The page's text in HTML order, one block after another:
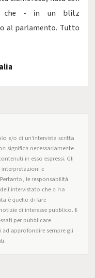
che - in un blitz
al parlamento. Tutto
e/o di un'intervista scritta
significa necessariamente
in esso espressi. Gli
e
le responsabilità
che ci ha
è quello di fare
di interesse pubblico. Il
per pubblicare
approfondire sempre gli